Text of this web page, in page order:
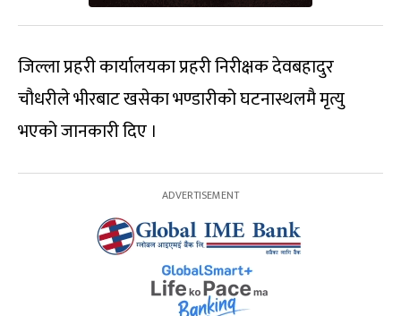
जिल्ला प्रहरी कार्यालयका प्रहरी निरीक्षक देवबहादुर
चौधरीले भीरबाट खसेका भण्डारीको घटनास्थलमै मृत्यु
भएको जानकारी दिए ।